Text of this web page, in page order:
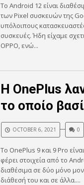
Το Android 12 είναι
των Pixel συσκευών της
υπόλοιπους
συσκευές. Ήδη είχαμε
OPPO, ενώ...
H OnePlus
το οποίο
OCTOBER 6, 2021 0
To OnePlus 9 και 9 Pro
φέρει στοιχεία από το
διαθέσιμα σε δύο μόνο
διάθεσή του και σε άλλα....